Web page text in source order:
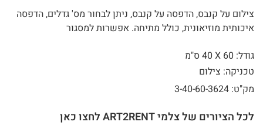
צילום על קנבס, הדפסה על קנבס, ניתן לבחור מס' גדלים, הדפסה
איכותית מוזיאונית, כולל מתיחה. אפשרות למסגור
גודל: 60 X
40 ס"מ
טכניקה: צילום
מק"ט: 3-40-60-3624
לכל הציורים של צלמי ART2RENT לחצו כאן